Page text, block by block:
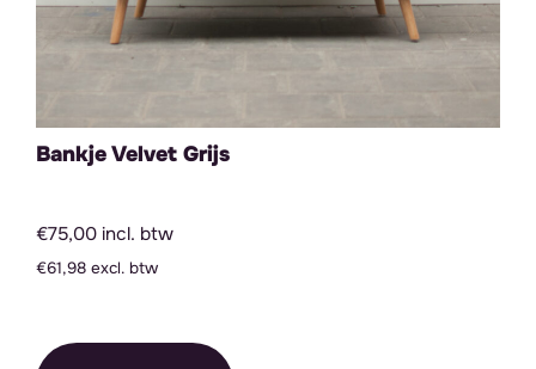
Bankje Velvet Grijs
€75,00 incl. btw
€61,98 excl. btw